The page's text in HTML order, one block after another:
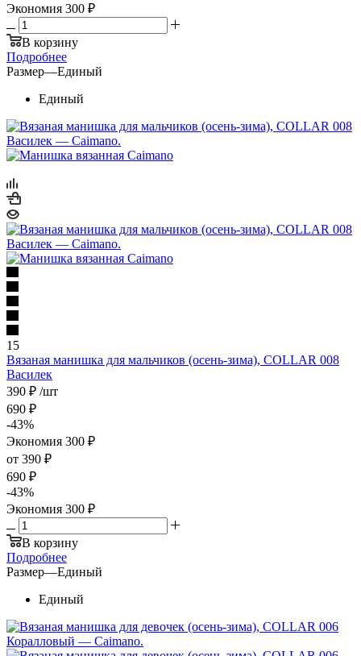
Экономия 300 ₽
В корзину
Подробнее
Размер—Единый
Единый
15
Вязаная манишка для мальчиков (осень-зима), COLLAR 008
Василек
390 ₽ /шт
690 ₽
-43%
Экономия 300 ₽
от 390 ₽
690 ₽
-43%
Экономия 300 ₽
В корзину
Подробнее
Размер—Единый
Единый